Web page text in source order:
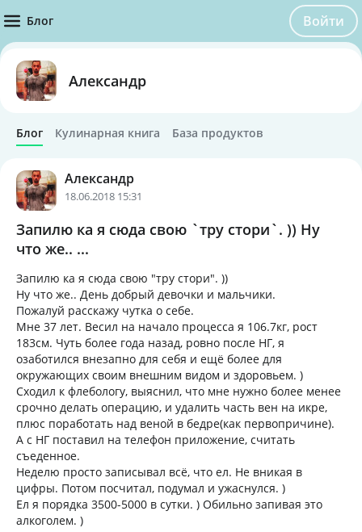
Блог Войти
Александр
Блог Кулинарная книга База продуктов
Александр
18.06.2018 15:31
Запилю ка я сюда свою `тру стори`. )) Ну
что же.. ...
Запилю ка я сюда свою "тру стори". ))
Ну что же.. День добрый девочки и мальчики.
Пожалуй расскажу чутка о себе.
Мне 37 лет. Весил на начало процесса я 106.7кг, рост
183см. Чуть более года назад, ровно после НГ, я
озаботился внезапно для себя и ещё более для
окружающих своим внешним видом и здоровьем. )
Сходил к флебологу, выяснил, что мне нужно более менее
срочно делать операцию, и удалить часть вен на икре,
плюс поработать над веной в бедре(как первопричине).
А с НГ поставил на телефон приложение, считать
съеденное.
Неделю просто записывал всё, что ел. Не вникая в
цифры. Потом посчитал, подумал и ужаснулся. )
Ел я порядка 3500-5000 в сутки. ) Обильно запивая это
алкоголем. )